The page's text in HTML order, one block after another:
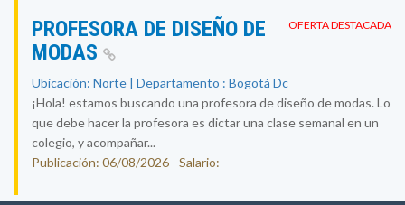
OFERTA DESTACADA
PROFESORA DE DISEÑO DE
MODAS
Ubicación: Norte | Departamento : Bogotá Dc
¡Hola! estamos buscando una profesora de diseño de modas. Lo
que debe hacer la profesora es dictar una clase semanal en un
colegio, y acompañar...
Publicación: 06/08/2026 - Salario: ----------